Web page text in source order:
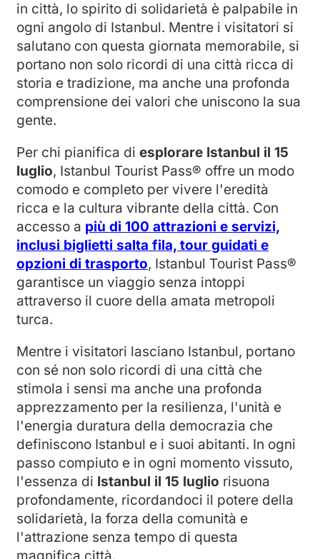
in città, lo spirito di solidarietà è palpabile in
ogni angolo di Istanbul. Mentre i visitatori si
salutano con questa giornata memorabile, si
portano non solo ricordi di una città ricca di
storia e tradizione, ma anche una profonda
comprensione dei valori che uniscono la sua
gente.
Per chi pianifica di esplorare Istanbul il 15
luglio, Istanbul Tourist Pass® offre un modo
comodo e completo per vivere l'eredità
ricca e la cultura vibrante della città. Con
accesso a più di 100 attrazioni e servizi,
inclusi biglietti salta fila, tour guidati e
opzioni di trasporto, Istanbul Tourist Pass®
garantisce un viaggio senza intoppi
attraverso il cuore della amata metropoli
turca.
Mentre i visitatori lasciano Istanbul, portano
con sé non solo ricordi di una città che
stimola i sensi ma anche una profonda
apprezzamento per la resilienza, l'unità e
l'energia duratura della democrazia che
definiscono Istanbul e i suoi abitanti. In ogni
passo compiuto e in ogni momento vissuto,
l'essenza di Istanbul il 15 luglio risuona
profondamente, ricordandoci il potere della
solidarietà, la forza della comunità e
l'attrazione senza tempo di questa